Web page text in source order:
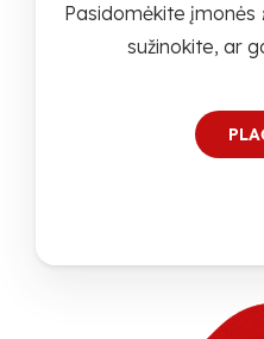
Pasidomėkite įmonės
sužinokite, ar